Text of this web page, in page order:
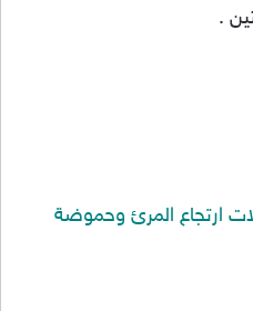
.
ارتجاع المرئ وحموضة